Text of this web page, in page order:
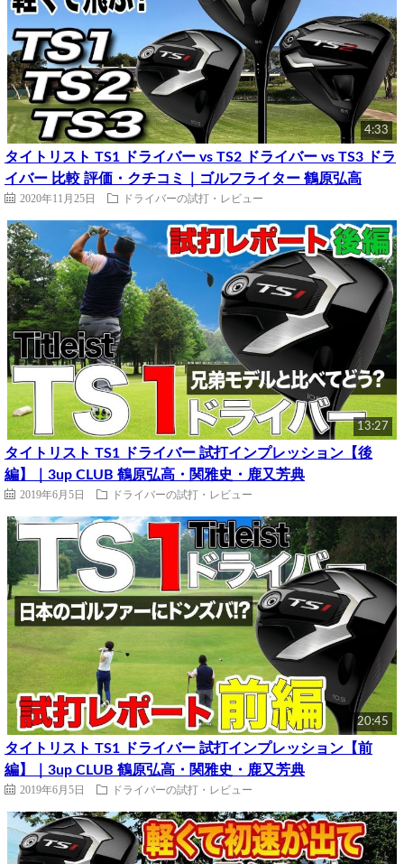
4:33
タイトリスト TS1 ドライバー vs TS2 ドライバー vs TS3 ドラ
イバー 比較 評価・クチコミ｜ゴルフライター 鶴原弘高
2020年11月25日 ドライバーの試打・レビュー
13:27
タイトリスト TS1 ドライバー 試打インプレッション【後
編】｜3up CLUB 鶴原弘高・関雅史・鹿又芳典
2019年6月5日 ドライバーの試打・レビュー
20:45
タイトリスト TS1 ドライバー 試打インプレッション【前
編】｜3up CLUB 鶴原弘高・関雅史・鹿又芳典
2019年6月5日 ドライバーの試打・レビュー